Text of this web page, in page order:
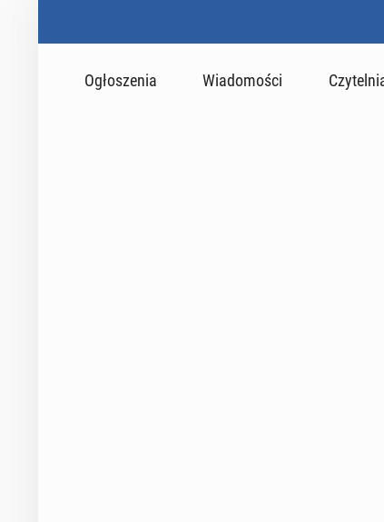
Ogłoszenia Wiadomości